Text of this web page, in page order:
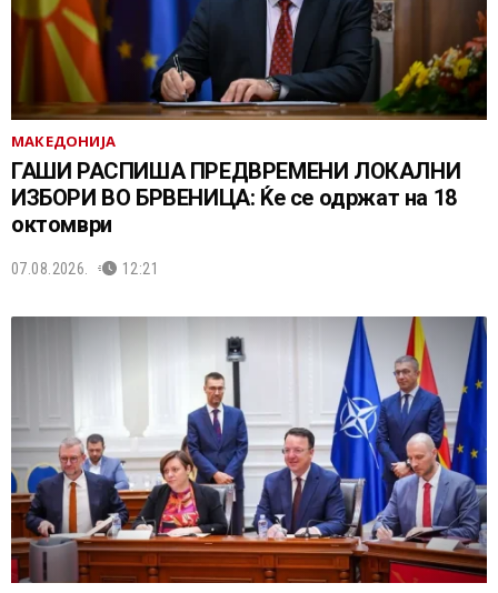
МАКЕДОНИЈА
ГАШИ РАСПИША ПРЕДВРЕМЕНИ ЛОКАЛНИ
ИЗБОРИ ВО БРВЕНИЦА: Ќе се одржат на 18
октомври
07.08.2026. 12:21